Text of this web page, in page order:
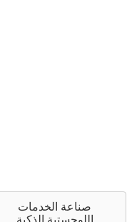
صناعة الخدمات
اللوجستية الذكية